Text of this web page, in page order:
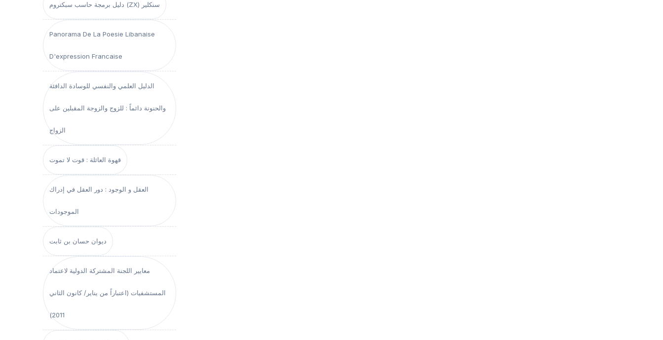
دليل برمجة حاسب سبكتروم (ZX) سنكلير
Panorama De La Poesie Libanaise
D'expression Francaise
الدليل العلمي والنفسي للوسادة الدافئة
والحنونة دائماً : للزوج والزوجة المقبلين على
الزواج
قهوة العائلة : قوت لا تموت
العقل و الوجود : دور العقل في إدراك
الموجودات
ديوان حسان بن ثابت
معايير اللجنة المشتركة الدولية لاعتماد
المستشفيات (اعتباراً من يناير/ كانون الثاني
2011)